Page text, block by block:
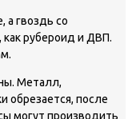
а гвоздь со
рубероид и ДВП.
Металл,
обрезается, после
могут производить